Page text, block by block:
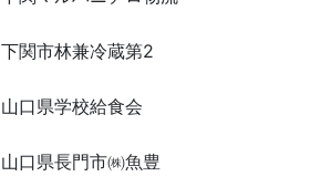
下関市林兼冷蔵第2
山口県学校給食会
山口県長門市㈱魚豊